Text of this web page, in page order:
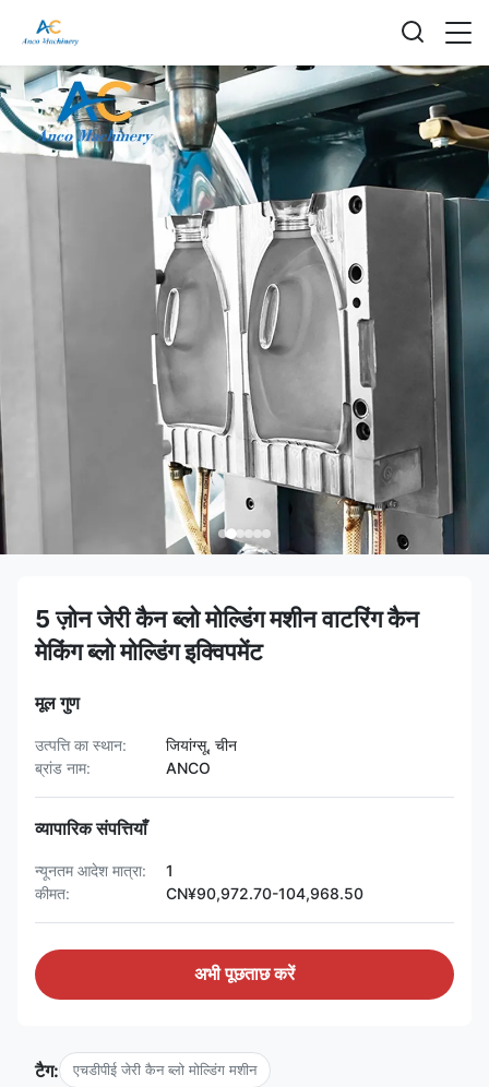
5 ज़ोन जेरी कैन ब्लो मोल्डिंग मशीन वाटरिंग कैन
मेकिंग ब्लो मोल्डिंग इक्विपमेंट
मूल गुण
उत्पत्ति का स्थान:
जियांग्सू, चीन
ब्रांड नाम:
ANCO
व्यापारिक संपत्तियाँ
न्यूनतम आदेश मात्रा:
1
कीमत:
CN¥90,972.70-104,968.50
अभी पूछताछ करें
टैग: एचडीपीई जेरी कैन ब्लो मोल्डिंग मशीन